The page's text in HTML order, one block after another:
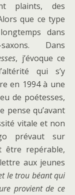
plaints, des
que ce type
dans
saxons. Dans
, j’évoque ce
qui s’y
en 1994 à une
de poétesses,
pense qu’avant
vitale et non
prévaut sur
être repérable,
aux jeunes
le trou béant qui
provient de ce